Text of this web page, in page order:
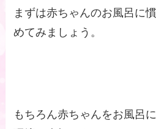
まずは赤ちゃんのお風呂に
めてみましょう。
もちろん赤ちゃんをお風呂